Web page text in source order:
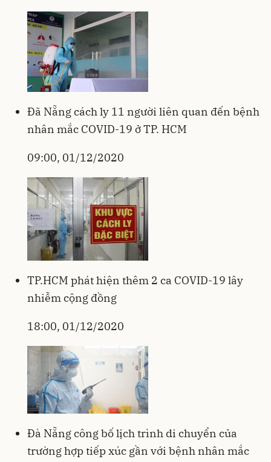
Đã Nẵng cách ly 11 người liên quan đến bệnh
nhân mắc COVID-19 ở TP. HCM
09:00, 01/12/2020
TP.HCM phát hiện thêm 2 ca COVID-19 lây
nhiễm cộng đồng
18:00, 01/12/2020
Đà Nẵng công bố lịch trình di chuyển của
trường hợp tiếp xúc gần với bệnh nhân mắc